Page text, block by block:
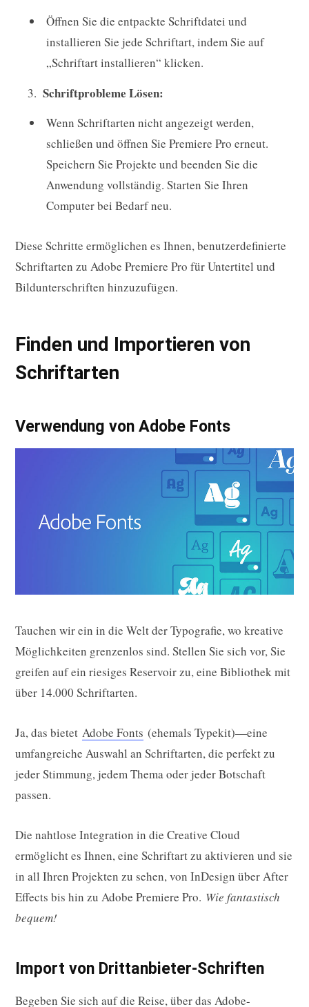
Öffnen Sie die entpackte Schriftdatei und
installieren Sie jede Schriftart, indem Sie auf
„Schriftart installieren“ klicken.
Schriftprobleme Lösen:
Wenn Schriftarten nicht angezeigt werden,
schließen und öffnen Sie Premiere Pro erneut.
Speichern Sie Projekte und beenden Sie die
Anwendung vollständig. Starten Sie Ihren
Computer bei Bedarf neu.
Diese Schritte ermöglichen es Ihnen, benutzerdefinierte
Schriftarten zu Adobe Premiere Pro für Untertitel und
Bildunterschriften hinzuzufügen.
Finden und Importieren von
Schriftarten
Verwendung von Adobe Fonts
Tauchen wir ein in die Welt der Typografie, wo kreative
Möglichkeiten grenzenlos sind. Stellen Sie sich vor, Sie
greifen auf ein riesiges Reservoir zu, eine Bibliothek mit
über 14.000 Schriftarten.
Ja, das bietet Adobe Fonts (ehemals Typekit)—eine
umfangreiche Auswahl an Schriftarten, die perfekt zu
jeder Stimmung, jedem Thema oder jeder Botschaft
passen.
Die nahtlose Integration in die Creative Cloud
ermöglicht es Ihnen, eine Schriftart zu aktivieren und sie
in all Ihren Projekten zu sehen, von InDesign über After
Effects bis hin zu Adobe Premiere Pro. Wie fantastisch
bequem!
Import von Drittanbieter-Schriften
Begeben Sie sich auf die Reise, über das Adobe-